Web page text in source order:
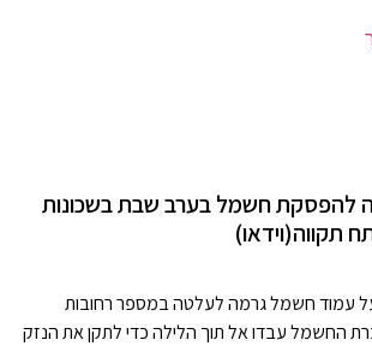
להפסקת חשמל בערב שבת בשכונות
תקווה(וידאו)
עמוד חשמל גרמה לעלטה במספר רחובות
החשמל עבדו אל תוך הלילה כדי לתקן את הנזק